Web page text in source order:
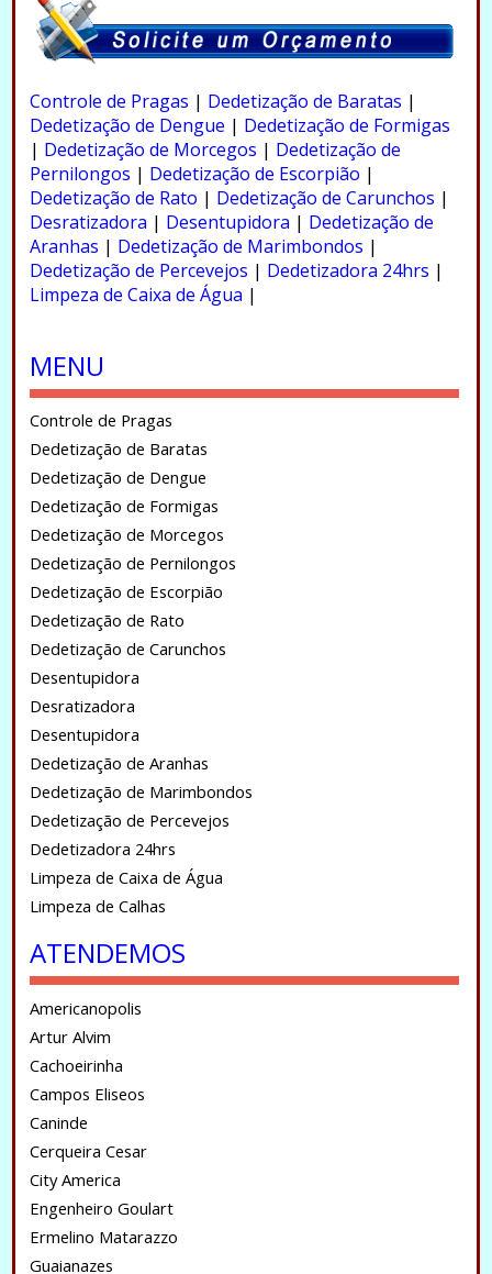
Controle de Pragas | Dedetização de Baratas |
Dedetização de Dengue | Dedetização de Formigas
| Dedetização de Morcegos | Dedetização de
Pernilongos | Dedetização de Escorpião |
Dedetização de Rato | Dedetização de Carunchos |
Desratizadora | Desentupidora | Dedetização de
Aranhas | Dedetização de Marimbondos |
Dedetização de Percevejos | Dedetizadora 24hrs |
Limpeza de Caixa de Água |
MENU
Controle de Pragas
Dedetização de Baratas
Dedetização de Dengue
Dedetização de Formigas
Dedetização de Morcegos
Dedetização de Pernilongos
Dedetização de Escorpião
Dedetização de Rato
Dedetização de Carunchos
Desentupidora
Desratizadora
Desentupidora
Dedetização de Aranhas
Dedetização de Marimbondos
Dedetização de Percevejos
Dedetizadora 24hrs
Limpeza de Caixa de Água
Limpeza de Calhas
ATENDEMOS
Americanopolis
Artur Alvim
Cachoeirinha
Campos Eliseos
Caninde
Cerqueira Cesar
City America
Engenheiro Goulart
Ermelino Matarazzo
Guaianazes